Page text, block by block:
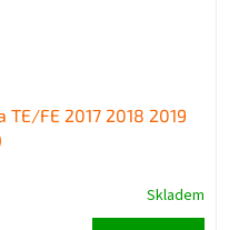
FE 2017 2018 2019
Skladem